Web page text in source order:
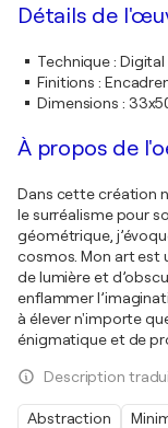
Détails de
Technique: Digital
Finitions :
Dimensions :
À propos de
Dans cette création
le surréalisme pour
géométrique,
cosmos. Mon art est
de lumière et
enflammer
à élever n'importe
énigmatique et de
Description
Abstraction